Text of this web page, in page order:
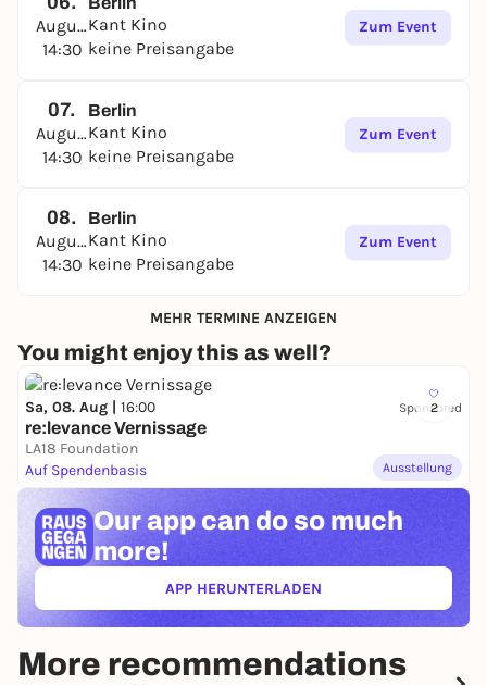
August
14:30
Kant Kino
keine Preisangabe
Zum Event
07.
August
14:30
Berlin
Kant Kino
keine Preisangabe
Zum Event
08.
August
14:30
Berlin
Kant Kino
keine Preisangabe
Zum Event
MEHR TERMINE ANZEIGEN
You might enjoy this as well?
2
Sa, 08. Aug | 16:00 Sponsored
re:levance Vernissage
LA18 Foundation
Auf Spendenbasis
Ausstellung
Our app can do so much
more!
APP HERUNTERLADEN(ÖFFNET IN NEUEM TAB)
More recommendations